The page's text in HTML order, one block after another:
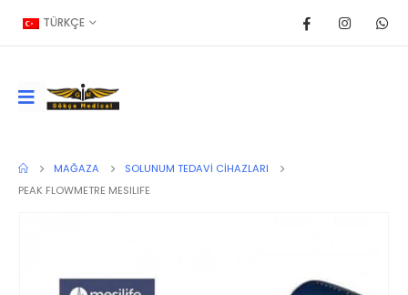
TÜRKÇE
MAĞAZA
SOLUNUM TEDAVI CIHAZLARI
PEAK FLOWMETRE MESILIFE